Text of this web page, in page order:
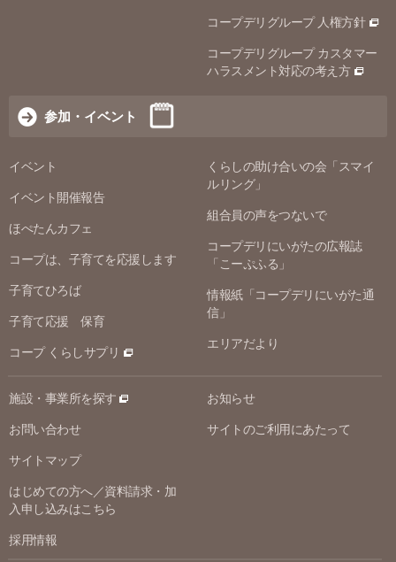
コープデリグループ 人権方針
コープデリグループ カスタマー
ハラスメント対応の考え方
参加・イベント
イベント
イベント開催報告
ほぺたんカフェ
コープは、子育てを応援します
子育てひろば
子育て応援 保育
コープ くらしサプリ
くらしの助け合いの会「スマイ
ルリング」
組合員の声をつないで
コープデリにいがたの広報誌
「こーぷふる」
情報紙「コープデリにいがた通
信」
エリアだより
施設・事業所を探す
お問い合わせ
サイトマップ
はじめての方へ／資料請求・加
入申し込みはこちら
採用情報
お知らせ
サイトのご利用にあたって